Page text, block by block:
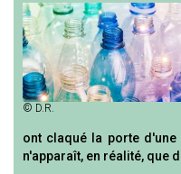
© D.R.
ont claqué la porte
n'apparaît, en réalité, que